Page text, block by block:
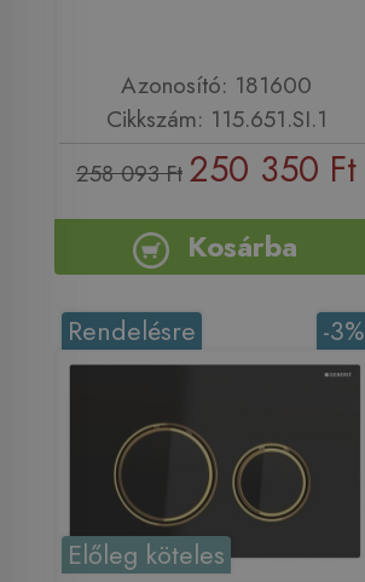
Azonosító: 181600
Cikkszám: 115.651.SI.1
258 093 Ft 250 350 Ft
Kosárba
-3%
Rendelésre
Előleg köteles